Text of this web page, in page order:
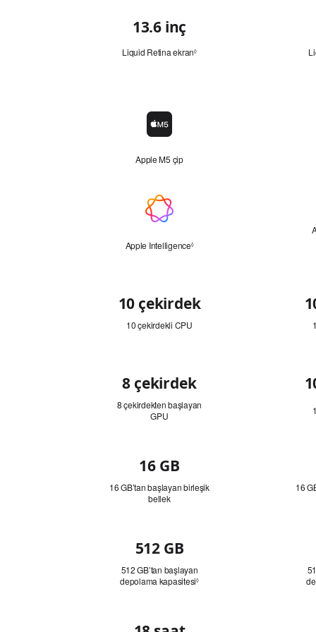
Bakış
13.6inç
Liquid Retina ekran◊Yasal
Çip
simgesi
Apple M5 çip
Apple Intelligence
Apple Intelligence◊Yasal
10 çekirdek
10 çekirdekli CPU
8 çekirdek
8 çekirdekten başlayan
GPU
16 GB
16 GB’tan başlayan birleşik
bellek
16
Depolama512 GB
512 GB’tan başlayan
depolama kapasitesi◊Yasal